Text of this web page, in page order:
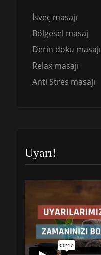
İsveç masajı
Bölgesel masaj
Derin doku masajı
Relax masajı
Anti Stres masajı
Uyarı!